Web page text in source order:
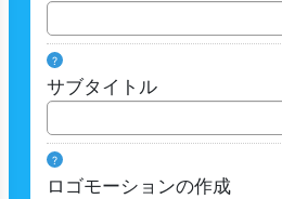
?
サブタイトル
?
ロゴモーションの作成